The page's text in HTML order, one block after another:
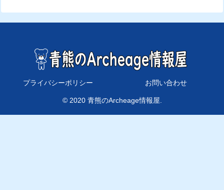
プライバシーポリシー お問い合わせ
© 2020 青熊のArcheage情報屋.